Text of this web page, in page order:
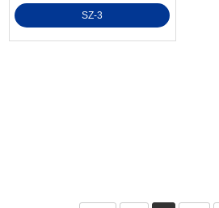
SZ-3